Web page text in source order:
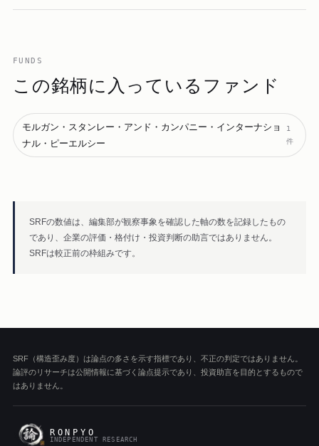
FUNDS
この銘柄に入っているファンド
モルガン・スタンレー・アンド・カンパニー・インターナショ
ナル・ピーエルシー
1
件
SRFの数値は、編集部が観察事象を確認した軸の数を記録したもの
であり、企業の評価・格付け・投資判断の助言ではありません。
SRFは較正前の枠組みです。
SRF（構造歪み度）は論点の多さを示す指標であり、不正の判定ではありません。
論評のリサーチは公開情報に基づく論点提示であり、投資助言を目的とするもので
はありません。
RONPYO
INDEPENDENT RESEARCH